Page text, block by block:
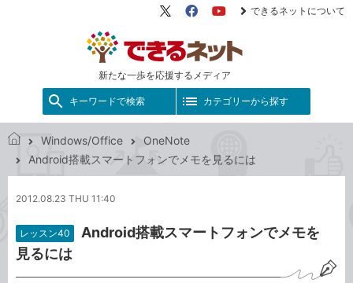
新たな一歩を応援するメディア
X（旧
FacebookYouTube
できるネットについて
キーワードで検索 カテゴリーから探す
で
ネ
ト
Windows/Office
OneNote
Android搭載スマートフォンでメモを見るには
2012.08.23 THU 11:40
レッスン40
Android搭載スマートフォンでメモを
見るには